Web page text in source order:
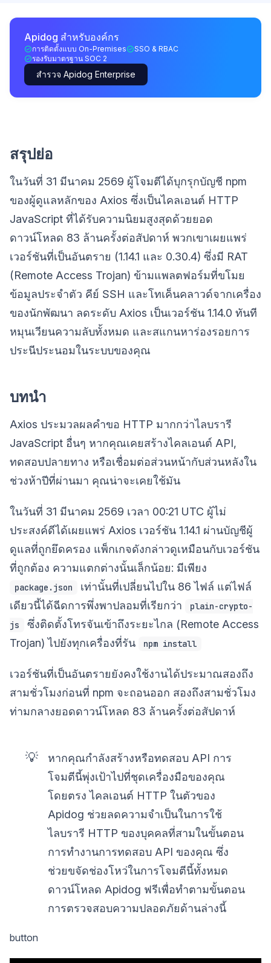
Apidog สำหรับองค์กร
การติดตั้งแบบ On-Premises
SSO & RBAC
รองรับมาตรฐาน SOC 2
สำรวจ Apidog Enterprise
สรุปย่อ
ในวันที่ 31 มีนาคม 2569 ผู้โจมตีได้บุกรุกบัญชี npm
ของผู้ดูแลหลักของ Axios ซึ่งเป็นไคลเอนต์ HTTP
JavaScript ที่ได้รับความนิยมสูงสุดด้วยยอด
ดาวน์โหลด 83 ล้านครั้งต่อสัปดาห์ พวกเขาเผยแพร่
เวอร์ชันที่เป็นอันตราย (1.14.1 และ 0.30.4) ซึ่งมี RAT
(Remote Access Trojan) ข้ามแพลตฟอร์มที่ขโมย
ข้อมูลประจำตัว คีย์ SSH และโทเค็นคลาวด์จากเครื่อง
ของนักพัฒนา ลดระดับ Axios เป็นเวอร์ชัน 1.14.0 ทันที
หมุนเวียนความลับทั้งหมด และสแกนหาร่องรอยการ
ประนีประนอมในระบบของคุณ
บทนำ
Axios ประมวลผลคำขอ HTTP มากกว่าไลบรารี
JavaScript อื่นๆ หากคุณเคยสร้างไคลเอนต์ API,
ทดสอบปลายทาง หรือเชื่อมต่อส่วนหน้ากับส่วนหลังใน
ช่วงห้าปีที่ผ่านมา คุณน่าจะเคยใช้มัน
ในวันที่ 31 มีนาคม 2569 เวลา 00:21 UTC ผู้ไม่
ประสงค์ดีได้เผยแพร่ Axios เวอร์ชัน 1.14.1 ผ่านบัญชีผู้
ดูแลที่ถูกยึดครอง แพ็กเกจดังกล่าวดูเหมือนกับเวอร์ชัน
ที่ถูกต้อง ความแตกต่างนั้นเล็กน้อย: มีเพียง
package.json
เท่านั้นที่เปลี่ยนไปใน 86 ไฟล์ แต่ไฟล์
เดียวนี้ได้ฉีดการพึ่งพาปลอมที่เรียกว่า
plain-crypto-
js
ซึ่งติดตั้งโทรจันเข้าถึงระยะไกล (Remote Access
Trojan) ไปยังทุกเครื่องที่รัน
npm install
เวอร์ชันที่เป็นอันตรายยังคงใช้งานได้ประมาณสองถึง
สามชั่วโมงก่อนที่ npm จะถอนออก สองถึงสามชั่วโมง
ท่ามกลางยอดดาวน์โหลด 83 ล้านครั้งต่อสัปดาห์
💡
หากคุณกำลังสร้างหรือทดสอบ API การ
โจมตีนี้พุ่งเป้าไปที่ชุดเครื่องมือของคุณ
โดยตรง ไคลเอนต์ HTTP ในตัวของ
Apidog ช่วยลดความจำเป็นในการใช้
ไลบรารี HTTP ของบุคคลที่สามในขั้นตอน
การทำงานการทดสอบ API ของคุณ ซึ่ง
ช่วยขจัดช่องโหว่ในการโจมตีนี้ทั้งหมด
ดาวน์โหลด Apidog ฟรีเพื่อทำตามขั้นตอน
การตรวจสอบความปลอดภัยด้านล่างนี้
button